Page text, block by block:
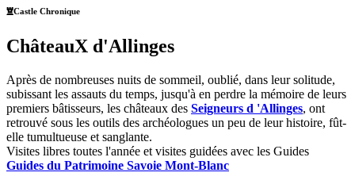
Castle Chronique
ChâteauX d'Allinges
Après de nombreuses nuits de sommeil, oublié, dans leur solitude,
subissant les assauts du temps, jusqu'à en perdre la mémoire de leurs
premiers bâtisseurs, les châteaux des Seigneurs d 'Allinges, ont
retrouvé sous les outils des archéologues un peu de leur histoire, fût-
elle tumultueuse et sanglante.
Visites libres toutes l'année et visites guidées avec les Guides
Guides du Patrimoine Savoie Mont-Blanc